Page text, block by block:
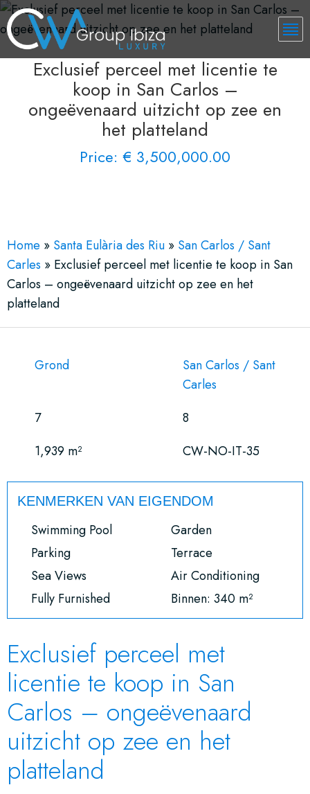
Exclusief perceel met licentie te
koop in San Carlos –
ongeëvenaard uitzicht op zee en
het platteland
Price: € 3,500,000.00
Home » Santa Eulària des Riu » San Carlos / Sant
Carles » Exclusief perceel met licentie te koop in San
Carlos – ongeëvenaard uitzicht op zee en het
platteland
Grond
San Carlos / Sant
Carles
7
8
1,939 m²
CW-NO-IT-35
KENMERKEN VAN EIGENDOM
Swimming Pool
Garden
Parking
Terrace
Sea Views
Air Conditioning
Fully Furnished
Binnen: 340 m²
Exclusief perceel met
licentie te koop in San
Carlos – ongeëvenaard
uitzicht op zee en het
platteland